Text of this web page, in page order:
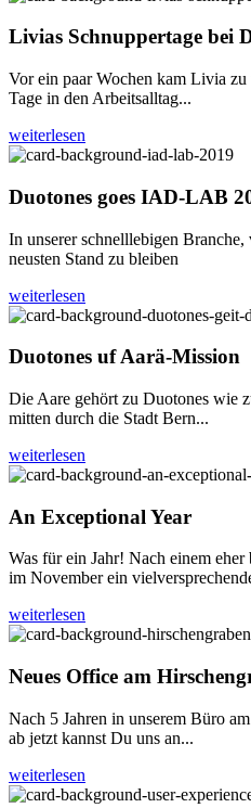
Livias Schnuppertage bei
Vor ein paar Wochen kam Livia
Tage in den Arbeitsalltag...
weiterlesen
Duotones goes IAD-LAB
In unserer schnelllebigen
neusten Stand zu bleiben
weiterlesen
Duotones uf Aarä-Mission
Die Aare gehört zu Duotones wie
mitten durch die Stadt Bern...
weiterlesen
An Exceptional Year
Was für ein Jahr! Nach einem eher
im November ein
weiterlesen
Neues Office am
Nach 5 Jahren in unserem Büro
ab jetzt kannst Du uns an...
weiterlesen